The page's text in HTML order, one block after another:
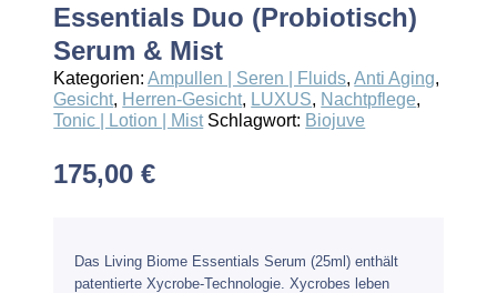
Essentials Duo (probiotisch)
Serum & Mist
Kategorien:Ampullen | Seren | Fluids,Anti Aging,
Gesicht, Herren-Gesicht, LUXUS, Nachtpflege,
Tonic | Lotion | Mist Schlagwort: Biojuve
175,00€
Das Living Biome Essentials Serum (25ml) enthält
patentierte Xycrobe-Technologie. Xycrobes leben